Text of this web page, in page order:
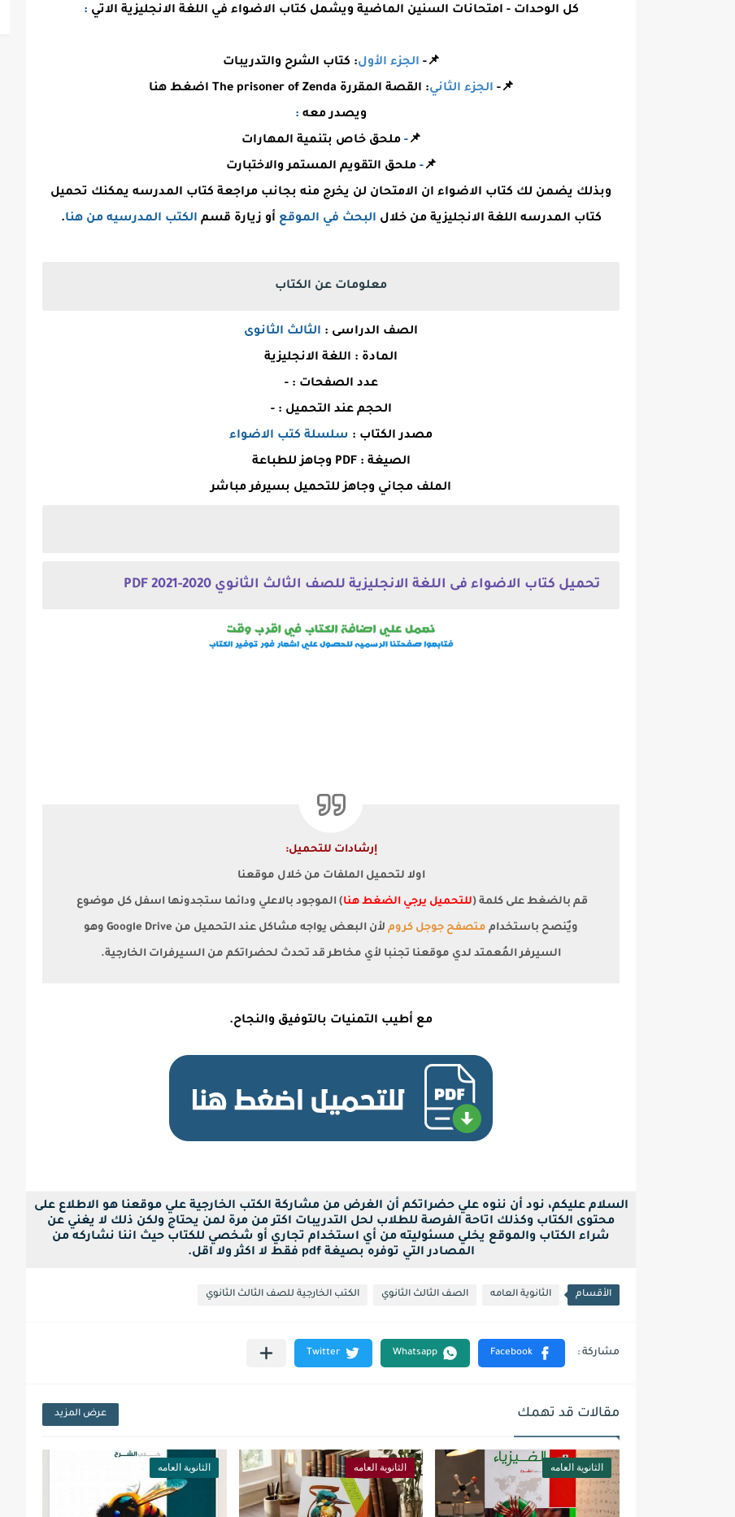
كل الوحدات - امتحانات السنين الماضية ويشمل كتاب الاضواء في اللغة الانجليزية الاتي :
📌- الجزء الأول: كتاب الشرح والتدريبات
📌
- الجزء الثاني: القصة المقررة The prisoner of Zenda اضغط هنا
ويصدر معه :
📌
- ملحق خاص بتنمية المهارات
📌
- ملحق التقويم المستمر والاختبارت
وبذلك يضمن لك كتاب الاضواء ان الامتحان لن يخرج منه بجانب مراجعة كتاب المدرسه يمكنك تحميل
كتاب المدرسه اللغة الانجليزية من خلال البحث في الموقع أو زيارة قسم الكتب المدرسيه من هنا.
معلومات عن الكتاب
الصف الدراسى : الثالث الثانوى
المادة : اللغة الانجليزية
عدد الصفحات : -
الحجم عند التحميل : -
مصدر الكتاب : سلسلة كتب الاضواء
الصيغة : PDF وجاهز للطباعة
الملف مجاني وجاهز للتحميل بسيرفر مباشر
تحميل كتاب الاضواء فى اللغة الانجليزية للصف الثالث الثانوي 2020-2021 PDF
إرشادات للتحميل:
اولا لتحميل الملفات من خلال موقعنا
قم بالضغط على كلمة (للتحميل يرجي الضغط هنا) الموجود بالاعلي ودائما ستجدونها اسفل كل موضوع
ويٌنصح باستخدام متصفح جوجل كروم لأن البعض يواجه مشاكل عند التحميل من Google Drive وهو
السيرفر المُعمتد لدي موقعنا تجنبا لأي مخاطر قد تحدث لحضراتكم من السيرفرات الخارجية.
مع أطيب التمنيات بالتوفيق والنجاح.
السلام عليكم، نود أن ننوه علي حضراتكم أن الغرض من مشاركة الكتب الخارجية علي موقعنا هو الاطلاع على
محتوى الكتاب وكذلك اتاحة الفرصة للطلاب لحل التدريبات اكتر من مرة لمن يحتاج ولكن ذلك لا يغني عن
شراء الكتاب والموقع يخلي مسئوليته من أي استخدام تجاري أو شخصي للكتاب حيث اننا نشاركه من
المصادر التي توفره بصيغة pdf فقط لا اكثر ولا اقل.
الأقسام الثانوية العامه الصف الثالث الثانوي الكتب الخارجية للصف الثالث الثانوي
مقالات قد تهمك عرض المزيد
الثانوية العامه الثانوية العامه الثانوية العامه